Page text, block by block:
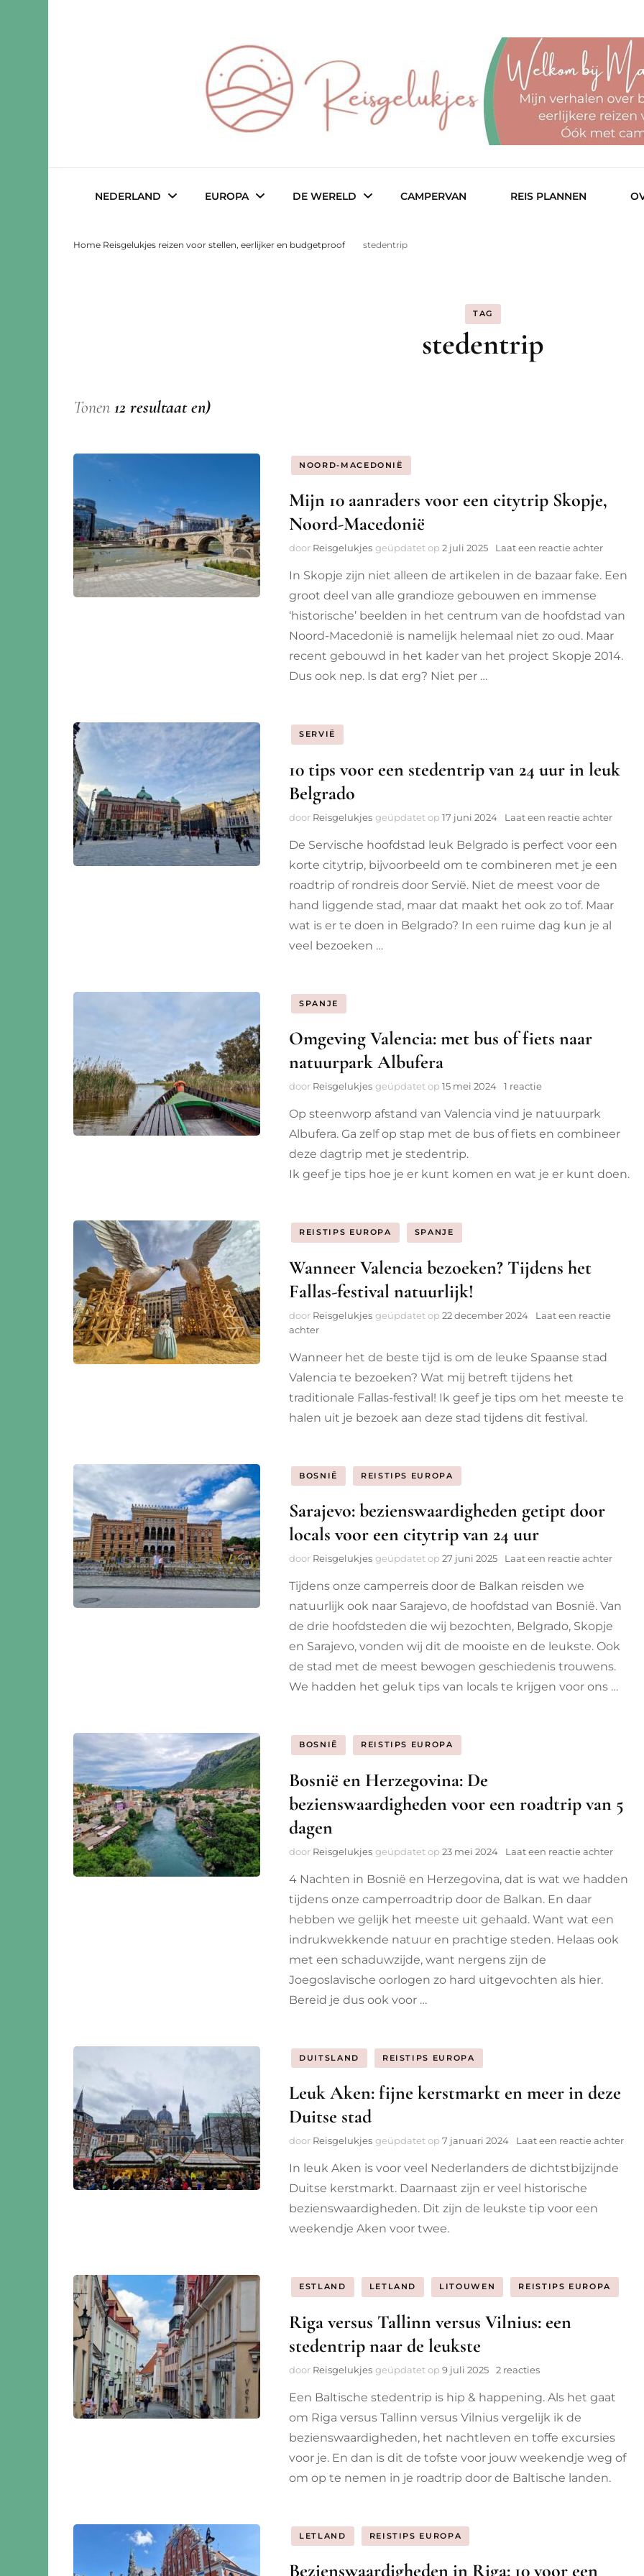
Reisgelukjes – reisblog
NEDERLAND
Overijssel
Zuid-Holland
EUROPA
Estland
Italië
Letland
Noord-Macedonië
Portugal
Servië
Slovenië
Spanje
DE WERELD CAMPERVAN REIS PLANNEN
Home Reisgelukjes reizen voor stellen, eerlijker en budgetproof stedentrip
TAG
stedentrip
Tonen 12 resultaat en)
NOORD-MACEDONIË
Mijn 10 aanraders voor een citytrip Skopje,
Noord-Macedonië
door Reisgelukjes geüpdatet op 2 juli 2025 Laat een reactie achterop
10
een
citytrip
Noord-
In Skopje zijn niet alleen de artikelen in de bazaar fake. Een
groot deel van alle grandioze gebouwen en immense
‘historische’ beelden in het centrum van de hoofdstad van
Noord-Macedonië is namelijk helemaal niet zo oud. Maar
recent gebouwd in het kader van het project Skopje 2014.
Dus ook nep. Is dat erg? Niet per …
SERVIË
10 tips voor een stedentrip van 24 uur in leuk
Belgrado
door Reisgelukjes geüpdatet op 17 juni 2024 Laat een reactie achterop
tips
van
De Servische hoofdstad leuk Belgrado is perfect voor een
korte citytrip, bijvoorbeeld om te combineren met je een
roadtrip of rondreis door Servië. Niet de meest voor de
hand liggende stad, maar dat maakt het ook zo tof. Maar
wat is er te doen in Belgrado? In een ruime dag kun je al
veel bezoeken …
SPANJE
Omgeving Valencia: met bus of fiets naar
natuurpark Albufera
door Reisgelukjes geüpdatet op 15 mei 2024 1 reactieop
Valencia:
met
fiets
Op steenworp afstand van Valencia vind je natuurpark
Albufera. Ga zelf op stap met de bus of fiets en combineer
deze dagtrip met je stedentrip.
Ik geef je tips hoe je er kunt komen en wat je er kunt doen.
REISTIPS EUROPA SPANJE
Wanneer Valencia bezoeken? Tijdens het
Fallas-festival natuurlijk!
door Reisgelukjes geüpdatet op 22 december 2024
Laat een reactie
achterop
Valencia
bezoeken?
het
Fallas-
Wanneer het de beste tijd is om de leuke Spaanse stad
Valencia te bezoeken? Wat mij betreft tijdens het
traditionale Fallas-festival! Ik geef je tips om het meeste te
halen uit je bezoek aan deze stad tijdens dit festival.
BOSNIË REISTIPS EUROPA
Sarajevo: bezienswaardigheden getipt door
locals voor een citytrip van 24 uur
door Reisgelukjes geüpdatet op 27 juni 2025 Laat een reactie achterop
getipt
locals
voor
citytrip
van
Tijdens onze camperreis door de Balkan reisden we
natuurlijk ook naar Sarajevo, de hoofdstad van Bosnië. Van
de drie hoofdsteden die wij bezochten, Belgrado, Skopje
en Sarajevo, vonden wij dit de mooiste en de leukste. Ook
de stad met de meest bewogen geschiedenis trouwens.
We hadden het geluk tips van locals te krijgen voor ons …
BOSNIË REISTIPS EUROPA
Bosnië en Herzegovina: De
bezienswaardigheden voor een roadtrip van 5
dagen
door Reisgelukjes geüpdatet op 23 mei 2024 Laat een reactie achterop
en
voor
4 Nachten in Bosnië en Herzegovina, dat is wat we hadden
tijdens onze camperroadtrip door de Balkan. En daar
hebben we gelijk het meeste uit gehaald. Want wat een
indrukwekkende natuur en prachtige steden. Helaas ook
met een schaduwzijde, want nergens zijn de
Joegoslavische oorlogen zo hard uitgevochten als hier.
Bereid je dus ook voor …
DUITSLAND REISTIPS EUROPA
Leuk Aken: fijne kerstmarkt en meer in deze
Duitse stad
door Reisgelukjes geüpdatet op 7 januari 2024 Laat een reactie achterop
In leuk Aken is voor veel Nederlanders de dichtstbijzijnde
Duitse kerstmarkt. Daarnaast zijn er veel historische
bezienswaardigheden. Dit zijn de leukste tip voor een
weekendje Aken voor twee.
ESTLAND LETLAND LITOUWEN REISTIPS EUROPA
Riga versus Tallinn versus Vilnius: een
stedentrip naar de leukste
door Reisgelukjes geüpdatet op 9 juli 2025 2 reactiesop
versus
Tallinn
versus
Vilnius:
een
naar
Een Baltische stedentrip is hip & happening. Als het gaat
om Riga versus Tallinn versus Vilnius vergelijk ik de
bezienswaardigheden, het nachtleven en toffe excursies
voor je. En dan is dit de tofste voor jouw weekendje weg of
om op te nemen in je roadtrip door de Baltische landen.
LETLAND REISTIPS EUROPA
Bezienswaardigheden in Riga: 10 voor een